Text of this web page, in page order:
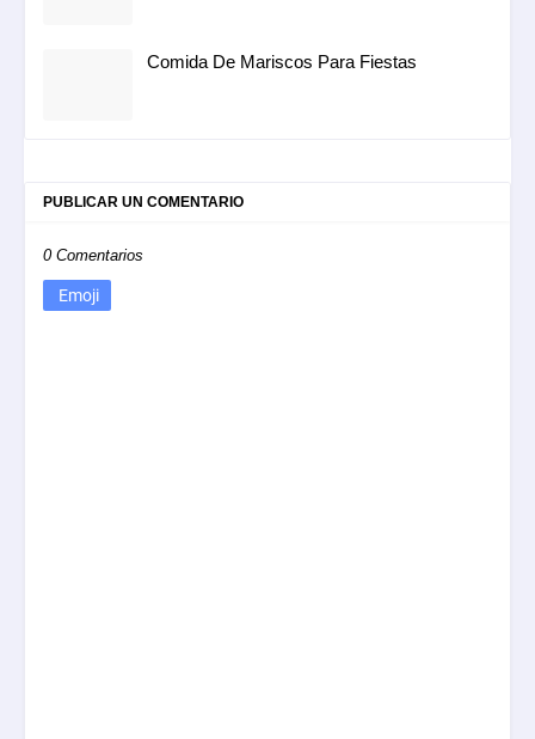
Comida De Mariscos Para Fiestas
PUBLICAR UN COMENTARIO
0 Comentarios
Emoji